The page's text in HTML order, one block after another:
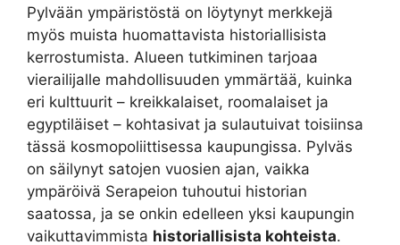
Pylvään ympäristöstä on löytynyt merkkejä
myös muista huomattavista historiallisista
kerrostumista. Alueen tutkiminen tarjoaa
vierailijalle mahdollisuuden ymmärtää, kuinka
eri kulttuurit – kreikkalaiset, roomalaiset ja
egyptiläiset – kohtasivat ja sulautuivat toisiinsa
tässä kosmopoliittisessa kaupungissa. Pylväs
on säilynyt satojen vuosien ajan, vaikka
ympäröivä Serapeion tuhoutui historian
saatossa, ja se onkin edelleen yksi kaupungin
vaikuttavimmista historiallisista kohteista.